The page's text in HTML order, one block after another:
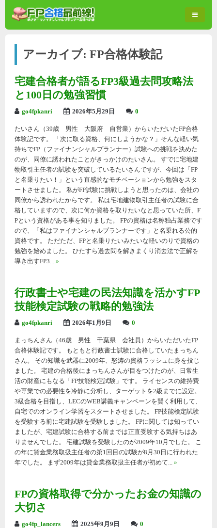
アーカイブ: FP合格体験記
宅建合格者が語るFP3級過去問攻略法
と100日の勉強習慣
go4fpkanri 2026年5月29日 0
たいさん（39歳 男性 大阪府 自営業）からいただいたFP合格
体験記です。 「次に取る資格、何にしようかな？」そんな軽い気
持ちでFP（ファイナンシャルプランナー）試験への挑戦を決めた
のが、同僚に誘われたことがきっかけのたいさん。 すでに宅地建
物取引主任者の試験を突破しているたいさんですが、今回は「FP
と名乗りたい！」という直感的なモチベーションから勉強をスタ
ートさせました。 私がFP試験に挑戦しようと思ったのは、会社の
同僚から誘われたからです。 私は宅地建物取引主任者の試験に合
格していますので、次に何か資格を取りたいなと思っていた所、F
Pという資格がある事を知りました。 FPの資格は名称独占業務です
ので、「私はファイナンシャルプランナーです」と名乗れる公的
資格です。 ただただ、FPと名乗りたいみたいな軽いのりで資格の
勉強を始めました。 ひたすら過去問を解きまくり消去法で正解を
導き出すFP3... »
行政書士や宅建の民法知識を活かすFP
技能検定試験の戦略的勉強法
go4fpkanri 2026年1月9日 0
まっちんさん（46歳 男性 千葉県 会社員）からいただいたFP
合格体験記です。 もともと行政書士試験に合格していたまっちん
さん。 その知識を武器に2009年、怒涛の資格ラッシュに身を投じ
ました。 宅建の合格後にまっちんさんが目をつけたのが、日常生
活の財産にもなる「FP技能検定試験」です。 ライセンスの維持費
や専業での必要性を冷静に分析し、ターゲットを2級までに設定。
3級合格を目指し、LECのWEB講義キャンペーンを賢く利用して、
自宅でのオンライン学習をスタートさせました。 FP技能検定試験
を受験する前に宅建試験を受験しました。 FPに関しては知ってい
ましたが、宅建試験に合格する前までは正直受験する気持ちはあ
りませんでした。 宅建試験を受験したのが2009年10月でした。 こ
の年に貸金業務取扱主任者の第1回目の試験が8月30日に行われた
年でした。 まず2009年は貸金業務取扱主任者が初めて... »
FPの資格取得で分かったお金の知識の
大切さ
go4fp_lancers 2025年9月9日 0